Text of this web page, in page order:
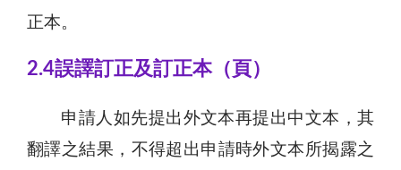
正本。
2.4誤譯訂正及訂正本（頁）
申請人如先提出外文本再提出中文本，其
翻譯之結果，不得超出申請時外文本所揭露之